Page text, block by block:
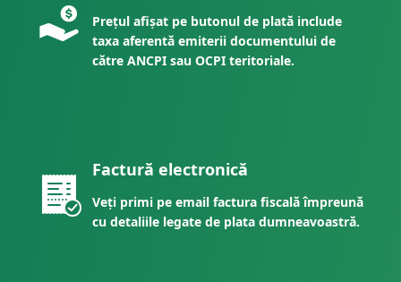
Prețul afișat pe butonul de plată include
taxa aferentă emiterii documentului de
către ANCPI sau OCPI teritoriale.
Factură electronică
Veți primi pe email factura fiscală împreună
cu detaliile legate de plata dumneavoastră.